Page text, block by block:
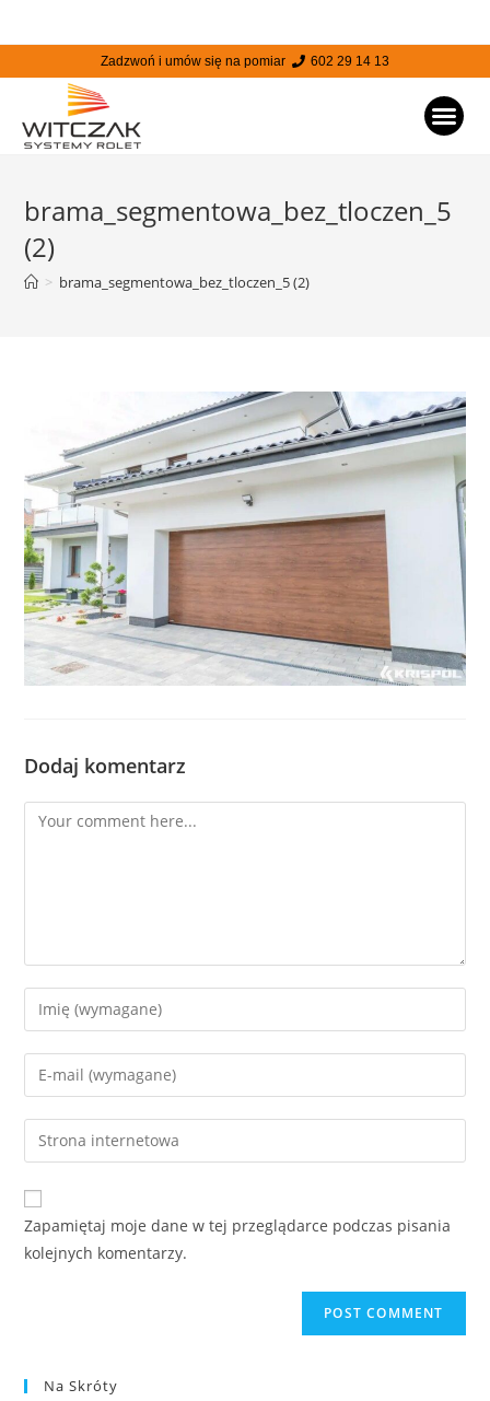
Zadzwoń i umów się na pomiar 602 29 14 13
brama_segmentowa_bez_tloczen_5
(2)
> brama_segmentowa_bez_tloczen_5 (2)
Dodaj komentarz
Zapamiętaj moje dane w tej przeglądarce podczas pisania
kolejnych komentarzy.
Na Skróty